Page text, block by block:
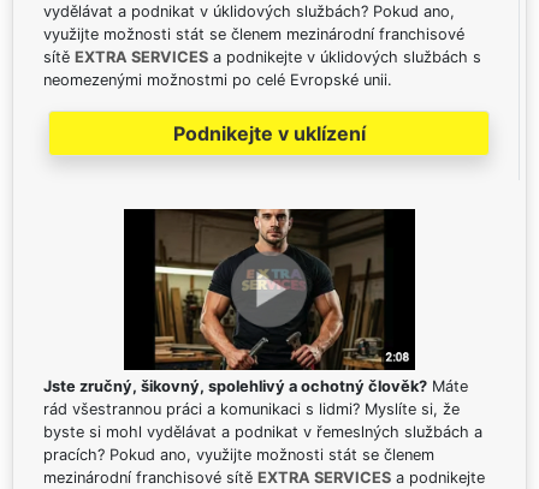
vydělávat a podnikat v úklidových službách? Pokud ano,
využijte možnosti stát se členem mezinárodní franchisové
sítě EXTRA SERVICES a podnikejte v úklidových službách s
neomezenými možnostmi po celé Evropské unii.
Podnikejte v uklízení
Jste zručný, šikovný, spolehlivý a ochotný člověk? Máte
rád všestrannou práci a komunikaci s lidmi? Myslíte si, že
byste si mohl vydělávat a podnikat v řemeslných službách a
pracích? Pokud ano, využijte možnosti stát se členem
mezinárodní franchisové sítě EXTRA SERVICES a podnikejte